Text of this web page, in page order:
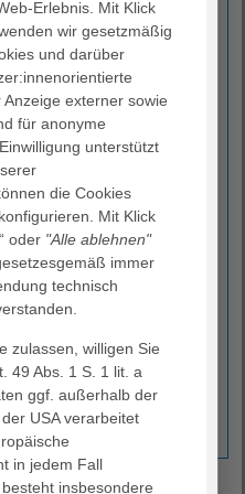
auch eine
Möglichkeiten einer
Betreuungsansatz, der
Seelsorgern und
und sozialen
und
die Lungenklinik
der
Krebspatienten. So sind
stets auf dem
Erkenntnisse.
Erlebnis. Mit Klick
wir gesetzmäßig
und darüber
externer sowie
für anonyme
unterstützt
die Cookies
Mit Klick
“ oder "Alle ablehnen"
immer
technisch
zulassen, willigen Sie
49 Abs. 1 S. 1 lit. a
ggf. außerhalb der
USA verarbeitet
in jedem Fall
insbesondere